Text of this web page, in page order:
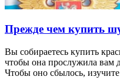
Прежде чем купить
Вы собираетесь купить
чтобы она прослужила вам
Чтобы оно сбылось,